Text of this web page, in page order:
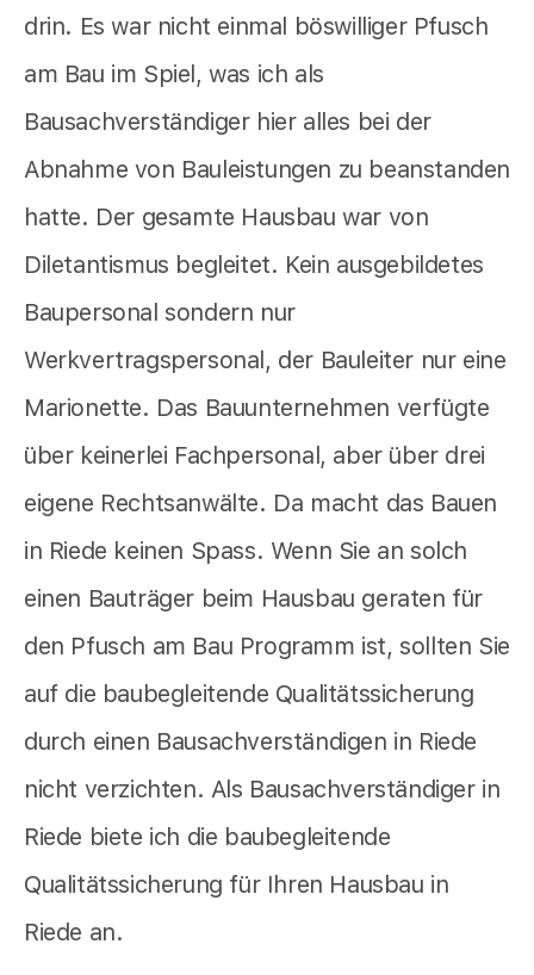
drin. Es war nicht einmal böswilliger Pfusch
am Bau im Spiel, was ich als
Bausachverständiger hier alles bei der
Abnahme von Bauleistungen zu beanstanden
hatte. Der gesamte Hausbau war von
Diletantismus begleitet. Kein ausgebildetes
Baupersonal sondern nur
Werkvertragspersonal, der Bauleiter nur eine
Marionette. Das Bauunternehmen verfügte
über keinerlei Fachpersonal, aber über drei
eigene Rechtsanwälte. Da macht das Bauen
in Riede keinen Spass. Wenn Sie an solch
einen Bauträger beim Hausbau geraten für
den Pfusch am Bau Programm ist, sollten Sie
auf die baubegleitende Qualitätssicherung
durch einen Bausachverständigen in Riede
nicht verzichten. Als Bausachverständiger in
Riede biete ich die baubegleitende
Qualitätssicherung für Ihren Hausbau in
Riede an.